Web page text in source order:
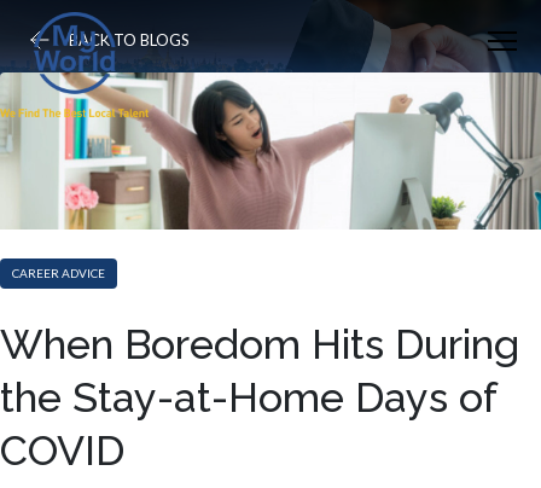
BACK TO BLOGS
CAREER ADVICE
When Boredom Hits During
the Stay-at-Home Days of
COVID